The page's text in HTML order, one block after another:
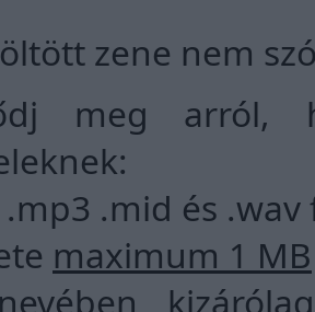
zene nem
meg
.mp3 .mid és
maximum 1 MB